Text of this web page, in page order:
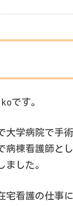
です。
大学病院で手
病棟看護師と
ました。
宅看護の仕事